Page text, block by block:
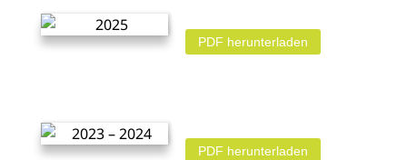
PDF herunterladen
PDF herunterladen